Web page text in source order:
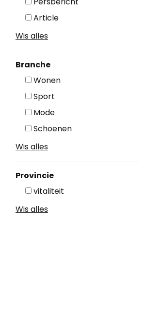
Article
Wis alles
Branche
Wonen
Sport
Mode
Schoenen
Wis alles
Provincie
vitaliteit
Wis alles